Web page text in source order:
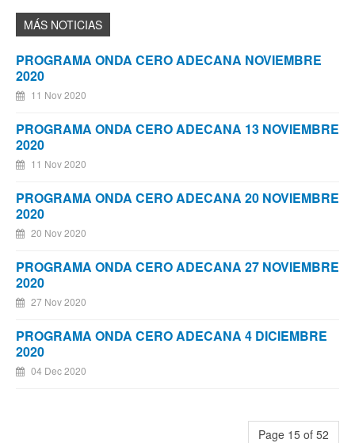
PROGRAMA ONDA CERO ADECANA NOVIEMBRE
2020
11 Nov 2020
PROGRAMA ONDA CERO ADECANA 13 NOVIEMBRE
2020
11 Nov 2020
PROGRAMA ONDA CERO ADECANA 20 NOVIEMBRE
2020
20 Nov 2020
PROGRAMA ONDA CERO ADECANA 27 NOVIEMBRE
2020
27 Nov 2020
PROGRAMA ONDA CERO ADECANA 4 DICIEMBRE
2020
04 Dec 2020
Page 15 of 52